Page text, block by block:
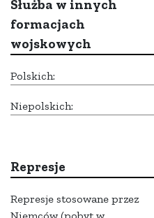
Służba w innych
formacjach
wojskowych
Polskich:
Niepolskich:
Represje
Represje stosowane przez